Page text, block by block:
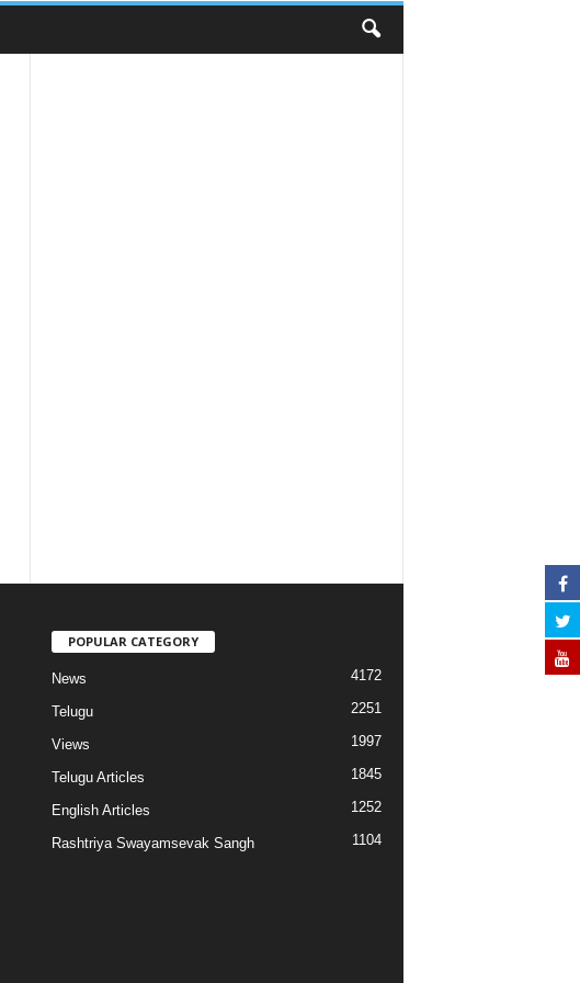
POPULAR CATEGORY
News 4172
Telugu 2251
Views 1997
Telugu Articles 1845
English Articles 1252
Rashtriya Swayamsevak Sangh 1104